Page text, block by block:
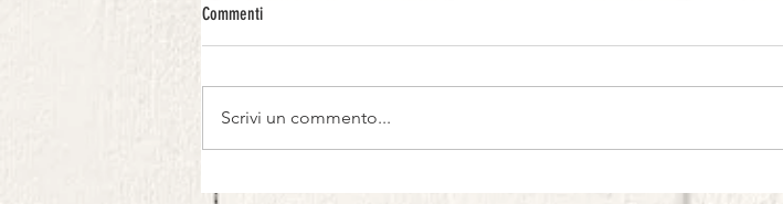
Tom Yam: Zuppa Thai di pesce
Commenti
Scrivi un commento...